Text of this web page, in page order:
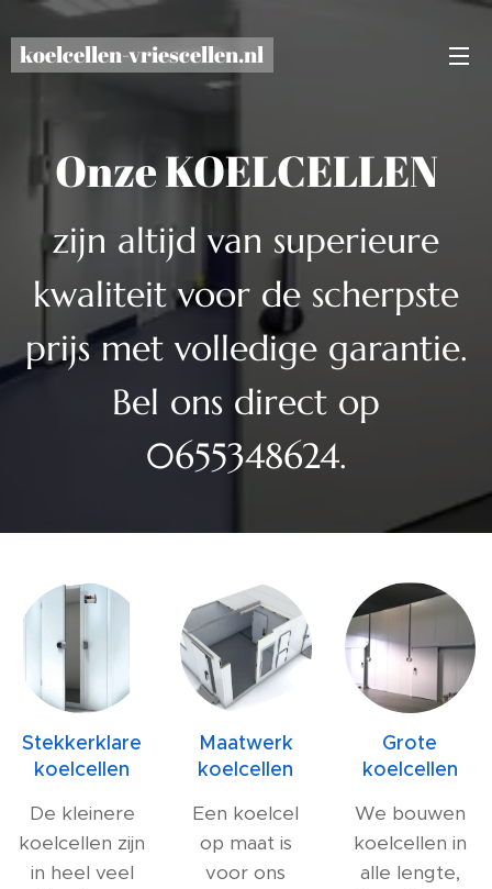
koelcellen-vriescellen.nl
Onze KOELCELLEN
zijn altijd van superieure
kwaliteit voor de scherpste
prijs met volledige garantie.
Bel ons direct op
0655348624.
Stekkerklare
koelcellen
De kleinere
koelcellen zijn
in heel veel
Maatwerk
koelcellen
Een koelcel
op maat is
voor ons
Grote
koelcellen
We bouwen
koelcellen in
alle lengte,